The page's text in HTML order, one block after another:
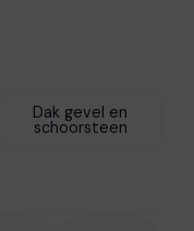
Dak gevel en
schoorsteen